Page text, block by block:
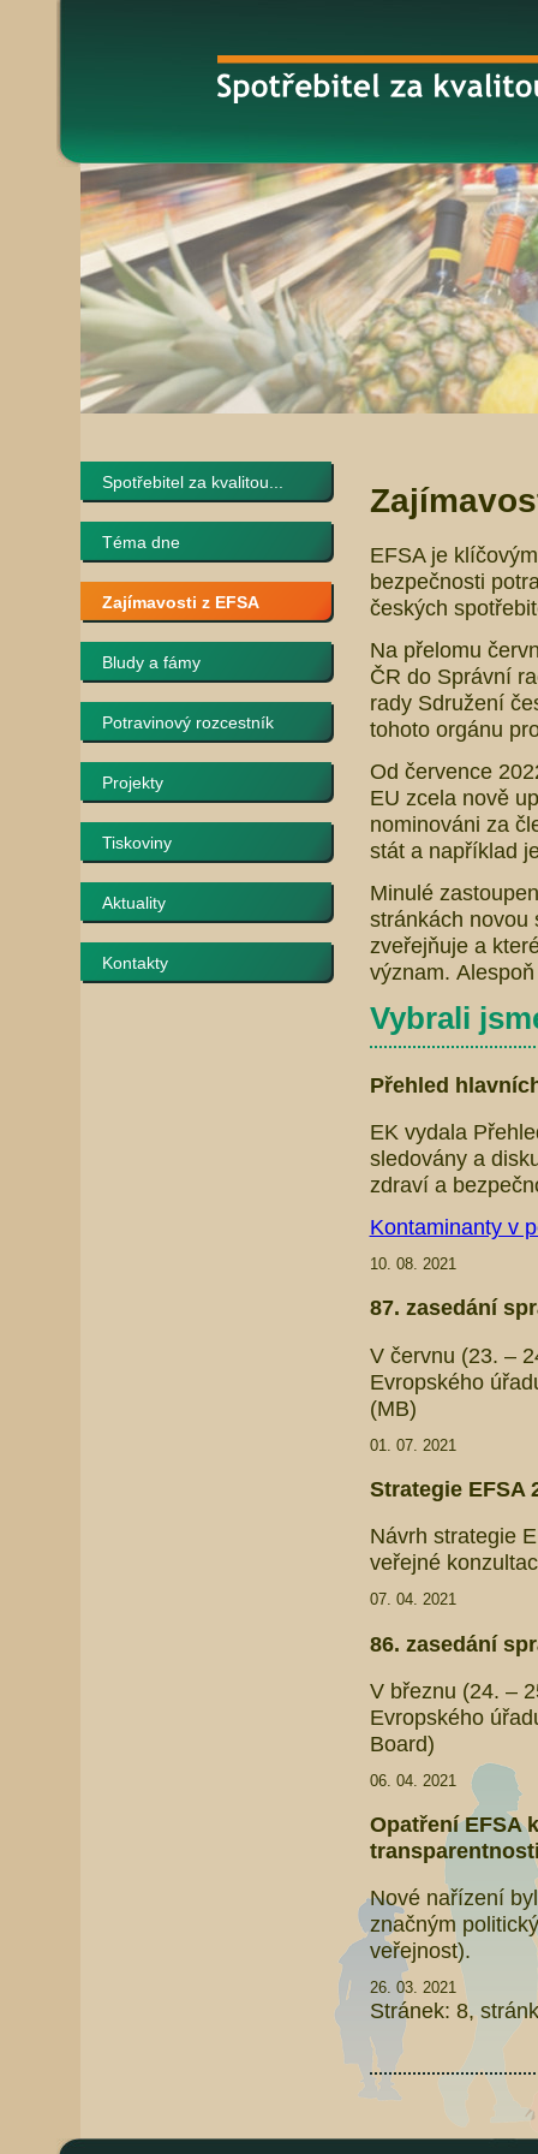
Spotřebitel za kvalitou...
Téma dne
Zajímavosti z EFSA
Bludy a fámy
Potravinový rozcestník
Projekty
Tiskoviny
Aktuality
Kontakty
EFSA je
bezpečnosti
českých
Na přelomu
ČR do Správní
rady Sdružení
tohoto orgánu
Od července
EU zcela nově
nominováni za
stát a například
Minulé
stránkách novou
zveřejňuje a
význam.
Vybrali
Přehled
EK vydala
sledovány a
zdraví a
Kontaminanty v
10. 08. 2021
87. zasedání
V červnu (23. –
Evropského
(MB)
01. 07. 2021
Strategie EFSA
Návrh strategie
veřejné
07. 04. 2021
86. zasedání
V březnu (24. –
Evropského
Board)
06. 04. 2021
Opatření EFSA
Nové nařízení
značným
veřejnost).
26. 03. 2021
Stránek: 8,